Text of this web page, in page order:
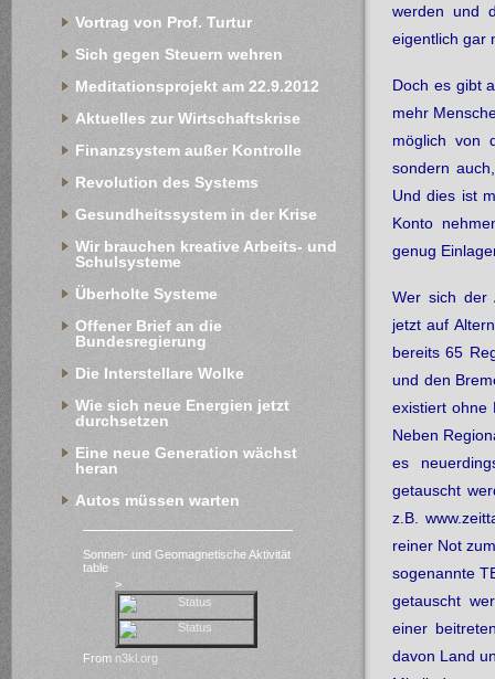
werden und
eigentlich gar
Doch es gibt
mehr
möglich von
sondern
Und dies ist
Konto
genug
Wer sich der
jetzt auf
bereits 65
und den
existiert ohne
Neben
es
getauscht
z.B.
reiner Not
sogenannte
getauscht
einer
davon Land
Vortrag von Prof. Turtur
Sich gegen Steuern wehren
Meditationsprojekt am 22.9.2012
Aktuelles zur Wirtschaftskrise
Finanzsystem außer Kontrolle
Revolution des Systems
Gesundheitssystem in der Krise
Wir brauchen kreative Arbeits- und
Schulsysteme
Überholte Systeme
Offener Brief an die
Bundesregierung
Die Interstellare Wolke
Wie sich neue Energien jetzt
durchsetzen
Eine neue Generation wächst
heran
Autos müssen warten
Sonnen- und Geomagnetische Aktivität
table
>
From n3kl.org